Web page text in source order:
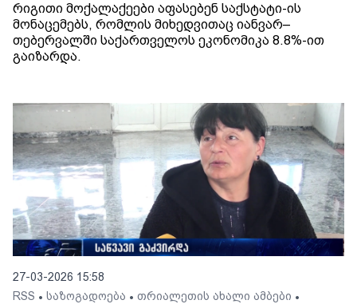
რიგითი მოქალაქეები აფასებენ საქსტატი-ის
მონაცემებს, რომლის მიხედვითაც იანვარ–
თებერვალში საქართველოს ეკონომიკა 8.8%-ით
გაიზარდა.
27-03-2026 15:58
RSS • საზოგადოება • თრიალეთის ახალი ამბები •